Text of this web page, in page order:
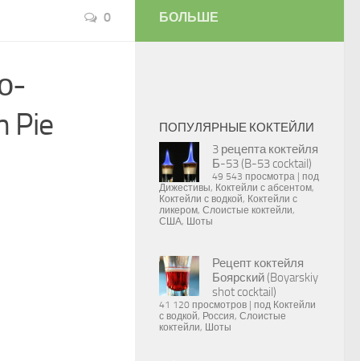
0
Pie
БОЛЬШЕ
ПОПУЛЯРНЫЕ КОКТЕЙЛИ
3 рецепта коктейля
Б-53 (B-53 cocktail)
49 543 просмотра
под
Дижестивы, Коктейли с абсентом,
Коктейли с водкой, Коктейли с
ликером, Слоистые коктейли,
США, Шоты
Рецепт коктейля
Боярский (Boyarskiy
shot cocktail)
41 120 просмотров под Коктейли
с водкой, Россия, Слоистые
коктейли, Шоты